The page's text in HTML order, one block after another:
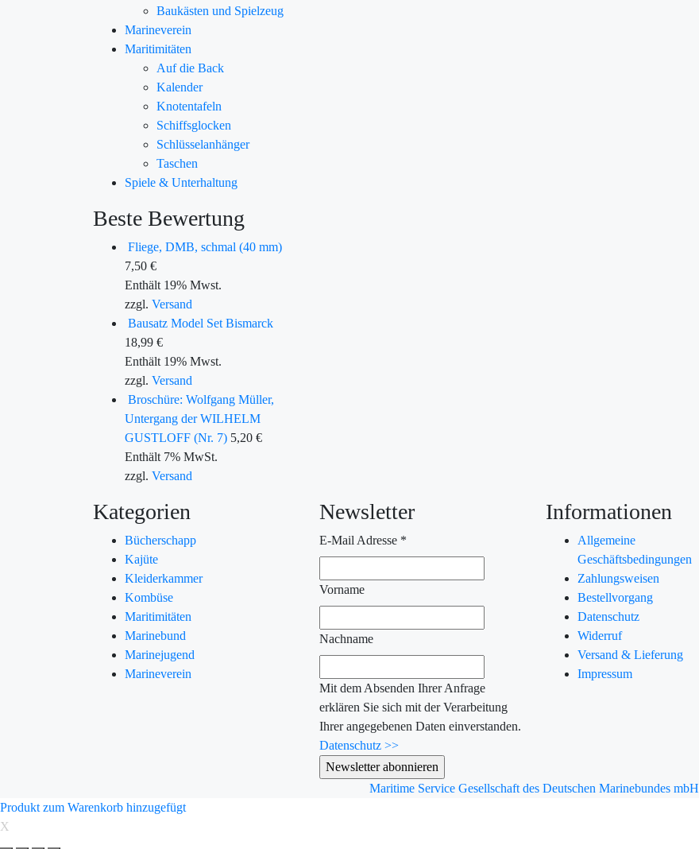
Baukästen und Spielzeug
Marineverein
Maritimitäten
Auf die Back
Kalender
Knotentafeln
Schiffsglocken
Schlüsselanhänger
Taschen
Spiele & Unterhaltung
Beste Bewertung
Fliege, DMB, schmal (40 mm)
7,50 €
Enthält 19% Mwst.
zzgl. Versand
Bausatz Model Set Bismarck
18,99 €
Enthält 19% Mwst.
zzgl. Versand
Broschüre: Wolfgang Müller,
Untergang der WILHELM
GUSTLOFF (Nr. 7) 5,20 €
Enthält 7% MwSt.
zzgl. Versand
Kategorien
Bücherschapp
Kajüte
Kleiderkammer
Kombüse
Maritimitäten
Marinebund
Marinejugend
Marineverein
Newsletter
E-Mail Adresse *
Vorname
Nachname
Mit dem Absenden Ihrer Anfrage
erklären Sie sich mit der Verarbeitung
Ihrer angegebenen Daten einverstanden.
Datenschutz >>
Informationen
Allgemeine
Geschäftsbedingungen
Zahlungsweisen
Bestellvorgang
Datenschutz
Widerruf
Versand & Lieferung
Impressum
Maritime Service Gesellschaft des Deutschen Marinebundes mbH
Produkt zum Warenkorb hinzugefügt
X